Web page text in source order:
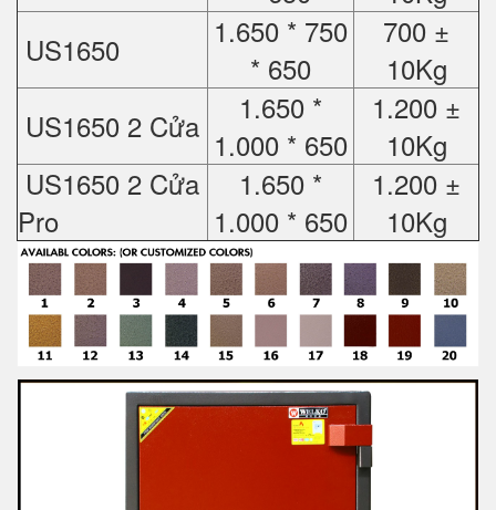
US1650
1.650 * 750
* 650
700 ±
10Kg
US1650 2 Cửa
1.650 *
1.000 * 650
1.200 ±
10Kg
US1650 2 Cửa
Pro
1.650 *
1.000 * 650
1.200 ±
10Kg